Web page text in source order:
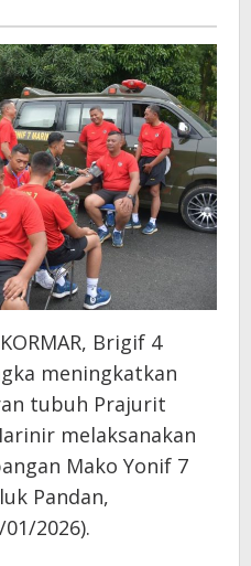
Brigif 4
meningkatkan
tubuh Prajurit
melaksanakan
Mako Yonif 7
Pandan,
2026).